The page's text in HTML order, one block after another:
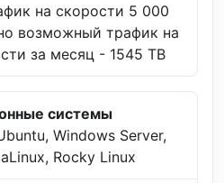
на скорости 5 000
возможный трафик на
за месяц - 1545 TB
системы
Windows Server,
Rocky Linux